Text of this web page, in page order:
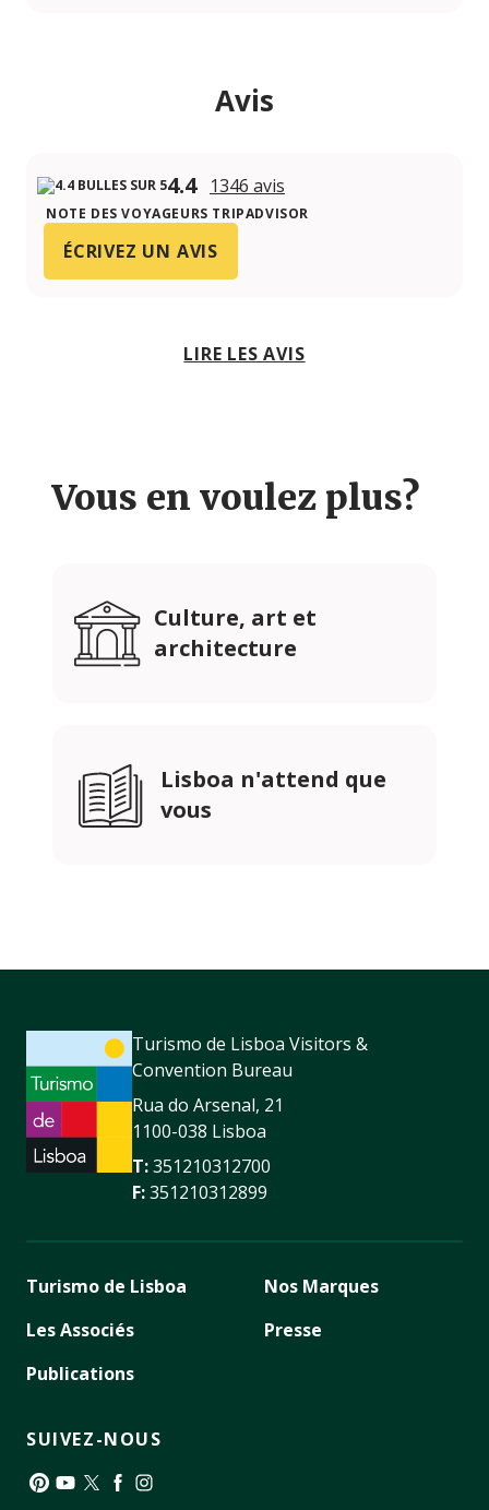
Avis
4.4 1346 avis
NOTE DES VOYAGEURS TRIPADVISOR
ÉCRIVEZ UN AVIS
LIRE LES AVIS
Vous en voulez plus?
Culture, art et
architecture
Lisboa n'attend que
vous
Turismo de Lisboa Visitors &
Convention Bureau
Rua do Arsenal, 21
1100-038 Lisboa
T:351210312700
F:351210312899
Turismo de Lisboa
Les Associés
Publications
Nos Marques
Presse
SUIVEZ-NOUS